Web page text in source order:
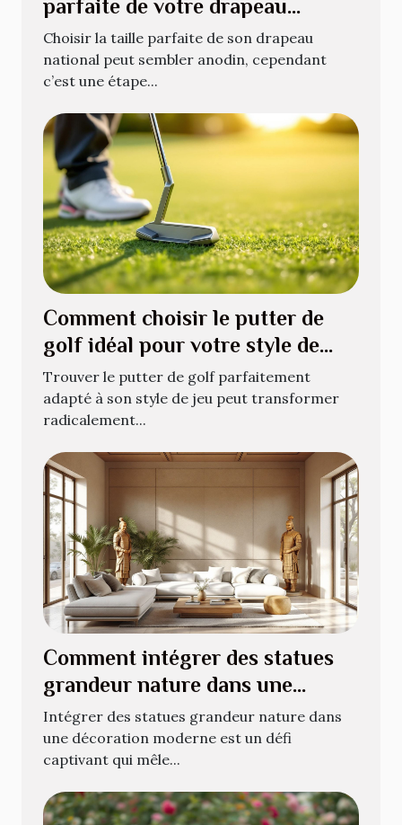
parfaite de votre drapeau
national ?
Choisir la taille parfaite de son drapeau
national peut sembler anodin, cependant
c’est une étape...
Comment choisir le putter de
golf idéal pour votre style de
jeu ?
Trouver le putter de golf parfaitement
adapté à son style de jeu peut transformer
radicalement...
Comment intégrer des statues
grandeur nature dans une
décoration moderne ?
Intégrer des statues grandeur nature dans
une décoration moderne est un défi
captivant qui mêle...